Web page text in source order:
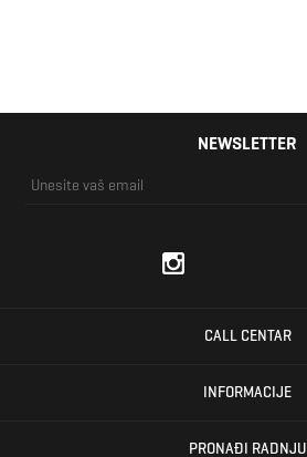
NEWSLETTER
CALL CENTAR
INFORMACIJE
PRONAĐI RADNJU